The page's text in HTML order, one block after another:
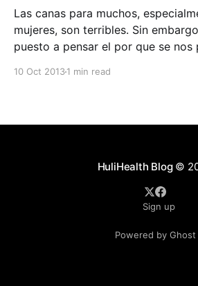
Las canas para muchos,
mujeres, son terribles. Sin
puesto a pensar el por que se nos
10 Oct 20131 min read
HuliHealth Blog©
Sign up
Powered by Ghost